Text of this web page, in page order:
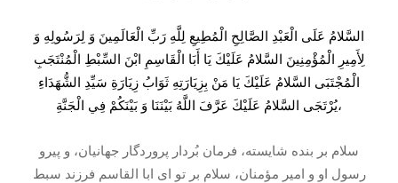
السَّلامُ عَلَى الْعَبْدِ الصَّالِحِ الْمُطِيعِ لِلَّهِ رَبِّ الْعَالَمِينَ وَ لِرَسُولِهِ وَ
لِأَمِيرِ الْمُؤْمِنِينَ السَّلامُ عَلَيْكَ يَا أَبَا الْقَاسِمِ ابْنَ السِّبْطِ الْمُنْتَجَبِ
الْمُجْتَبَى السَّلامُ عَلَيْكَ يَا مَنْ بِزِيَارَتِهِ ثَوَابُ زِيَارَةِ سَيِّدِ الشُّهَدَاءِ
يُرْتَجَى السَّلامُ عَلَيْكَ عَرَّفَ اللَّهُ بَيْنَنَا وَ بَيْنَكُمْ فِي الْجَنَّةِ،
سلام بر بنده شايسته، فرمان بُردار پروردگار جهانيان، و پيرو
رسول او و امير مؤمنان، سلام بر تو اى ابا القاسم فرزند سبط